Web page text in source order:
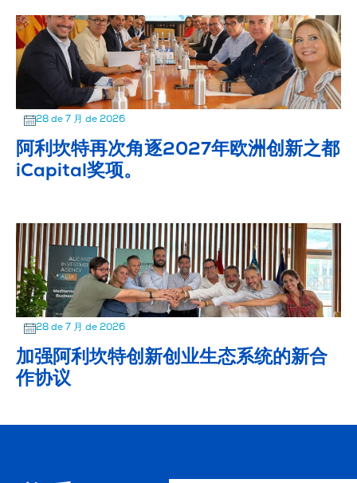
28 de 7 月 de 2026
阿利坎特再次角逐2027年欧洲创新之都
iCapital奖项。
28 de 7 月 de 2026
加强阿利坎特创新创业生态系统的新合
作协议